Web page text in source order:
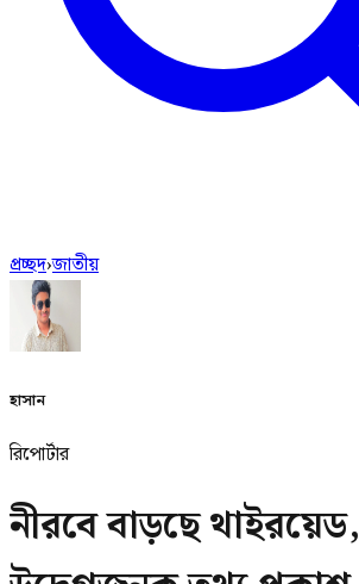
প্রচ্ছদ›জাতীয়
হাসান
রিপোর্টার
নীরবে বাড়ছে থাইরয়েড,